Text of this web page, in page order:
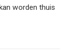
worden thuis